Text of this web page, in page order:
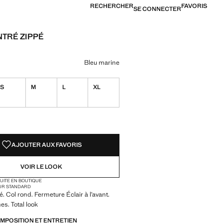
RECHERCHERSE CONNECTERFAVORIS
ZIPPÉ
000 XOF ]
couleursélectionnée
Sable
Bleu marine
S M L XL
AJOUTER AUX FAVORIS
VOIR LE LOOK
EN BOUTIQUE
STANDARD
Col rond. Fermeture Éclair à l’avant.
Total look
ET ENTRETIEN